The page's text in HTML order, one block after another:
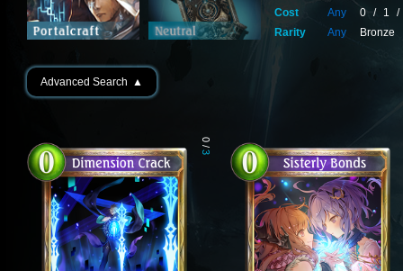
Cost
Any 0 / 1
/
Rarity
Any Bronze
Advanced Search ▲
0
/
3